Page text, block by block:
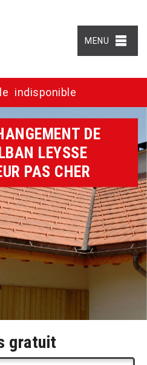
MENU
indisponible
DE
LEYSSE
PAS CHER
gratuit